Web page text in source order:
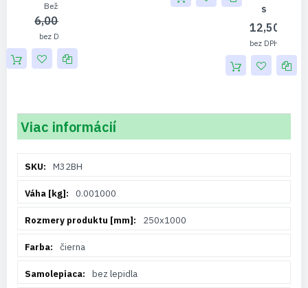
Bežná cena
6,00 €
S
12,50 €
Viac informácií
informáciíM32BH
0.001000
250x1000
čierna
bez lepidla